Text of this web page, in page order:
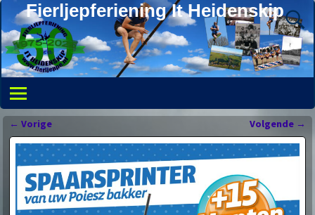
Fierljepferiening It Heidenskip
Bericht navigatie
← Vorige Volgende →